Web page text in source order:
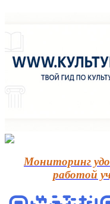
Мониторинг
работой